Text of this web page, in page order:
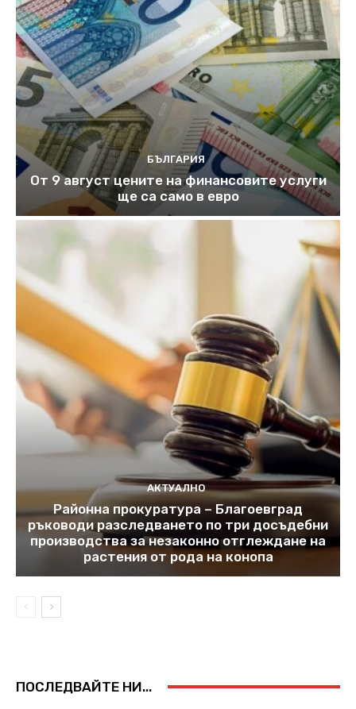
БЪЛГАРИЯ
От 9 август цените на финансовите услуги
ще са само в евро
АКТУАЛНО
Районна прокуратура – Благоевград
ръководи разследването по три досъдебни
производства за незаконно отглеждане на
растения от рода на конопа
ПОСЛЕДВАЙТЕ НИ...